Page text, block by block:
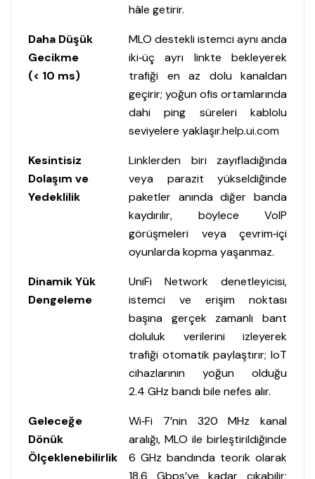
hâle getirir.
Daha Düşük
Gecikme
(< 10 ms)
MLO destekli istemci aynı anda
iki‑üç ayrı linkte bekleyerek
trafiği en az dolu kanaldan
geçirir; yoğun ofis ortamlarında
dahi ping süreleri kablolu
seviyelere yaklaşır.​help.ui.com
Kesintisiz
Dolaşım ve
Yedeklilik
Linklerden biri zayıfladığında
veya parazit yükseldiğinde
paketler anında diğer banda
kaydırılır, böylece VoIP
görüşmeleri veya çevrim‑içi
oyunlarda kopma yaşanmaz.
Dinamik Yük
Dengeleme
UniFi Network denetleyicisi,
istemci ve erişim noktası
başına gerçek zamanlı bant
doluluk verilerini izleyerek
trafiği otomatik paylaştırır; IoT
cihazlarının yoğun olduğu
2.4 GHz bandı bile nefes alır.
Geleceğe
Dönük
Ölçeklenebilirlik
Wi‑Fi 7’nin 320 MHz kanal
aralığı, MLO ile birleştirildiğinde
6 GHz bandında teorik olarak
18.6 Gbps’ye kadar çıkabilir;